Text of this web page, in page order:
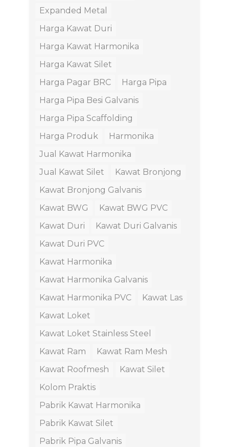
Expanded Metal
Harga Kawat Duri
Harga Kawat Harmonika
Harga Kawat Silet
Harga Pagar BRC
Harga Pipa
Harga Pipa Besi Galvanis
Harga Pipa Scaffolding
Harga Produk
Harmonika
Jual Kawat Harmonika
Jual Kawat Silet
Kawat Bronjong
Kawat Bronjong Galvanis
Kawat BWG
Kawat BWG PVC
Kawat Duri
Kawat Duri Galvanis
Kawat Duri PVC
Kawat Harmonika
Kawat Harmonika Galvanis
Kawat Harmonika PVC
Kawat Las
Kawat Loket
Kawat Loket Stainless Steel
Kawat Ram
Kawat Ram Mesh
Kawat Roofmesh
Kawat Silet
Kolom Praktis
Pabrik Kawat Harmonika
Pabrik Kawat Silet
Pabrik Pipa Galvanis